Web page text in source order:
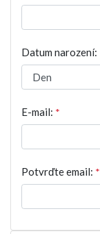
Datum narození:
E-mail: *
Potvrďte email: *